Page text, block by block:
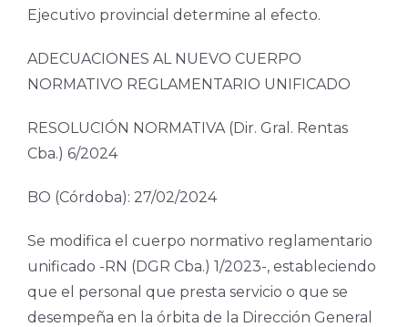
Ejecutivo provincial determine al efecto.
ADECUACIONES AL NUEVO CUERPO
NORMATIVO REGLAMENTARIO UNIFICADO
RESOLUCIÓN NORMATIVA (Dir. Gral. Rentas
Cba.) 6/2024
BO (Córdoba): 27/02/2024
Se modifica el cuerpo normativo reglamentario
unificado -RN (DGR Cba.) 1/2023-, estableciendo
que el personal que presta servicio o que se
desempeña en la órbita de la Dirección General